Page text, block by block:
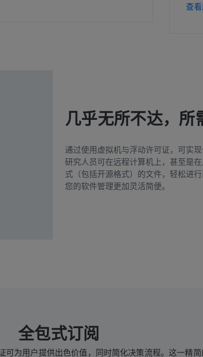
查
几乎无所不达，所
通过使用虚拟机与浮动许可证，可实
研究人员可在远程计算机上，甚至是
式（包括开源格式）的文件，轻松进
您的软件管理更加灵活简便。
全包式订阅
可为用户提供出色价值，同时简化决策流程。这一精